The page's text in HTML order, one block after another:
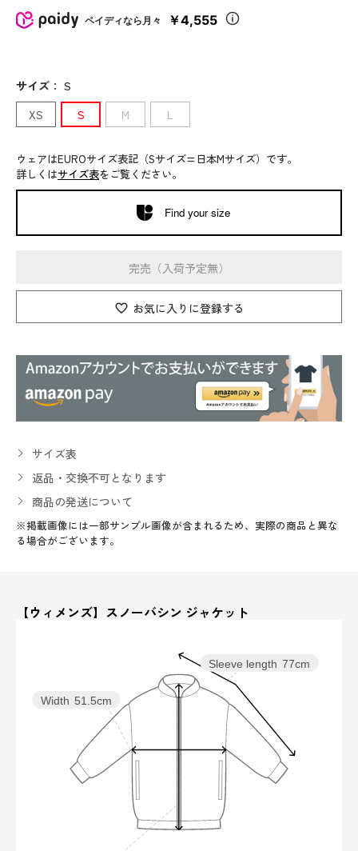
ペイディなら月々 ￥4,555
サイズ ： S
XS
S M L
ウェアはEUROサイズ表記（Sサイズ=日本Mサイズ）です。
詳しくはサイズ表をご覧ください。
Find your size
完売（入荷予定無）
お気に入りに登録する
サイズ表
返品・交換不可となります
商品の発送について
※掲載画像には一部サンプル画像が含まれるため、実際の商品と異な
る場合がございます。
【ウィメンズ】スノーバシン ジャケット
Sleeve length 77cm
Width 51.5cm